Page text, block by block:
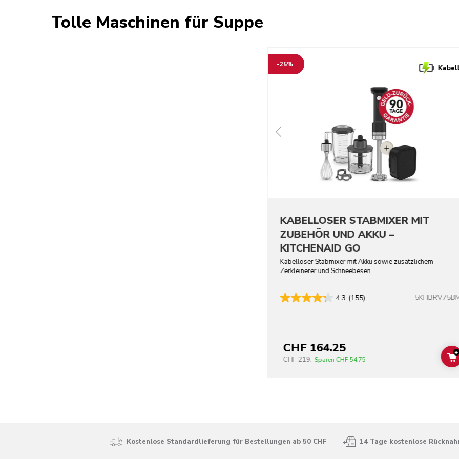
Tolle Maschinen für Suppe
-25%
KABELLOSER STABMIXER MIT
ZUBEHÖR UND AKKU –
KITCHENAID GO
Kabelloser Stabmixer mit Akku sowie zusätzlichem
Zerkleinerer und Schneebesen.
4.3 (155)
CHF 164.25
CHF 219.-Sparen CHF 54.75
+
Kostenlose Standardlieferung für Bestellungen ab 50 CHF 14 Tage kostenlose